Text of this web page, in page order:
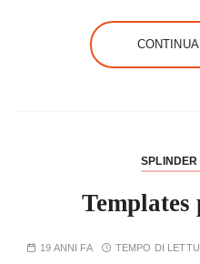
SPLINDER
19 ANNI FA TEMPO DI